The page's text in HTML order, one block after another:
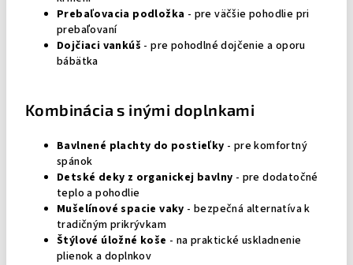
Prebaľovacia podložka - pre väčšie pohodlie pri
prebaľovaní
Dojčiaci vankúš - pre pohodlné dojčenie a oporu
bábätka
Kombinácia s inými doplnkami
Bavlnené plachty do postieľky - pre komfortný
spánok
Detské deky z organickej bavlny - pre dodatočné
teplo a pohodlie
Mušelínové spacie vaky - bezpečná alternatíva k
tradičným prikrývkam
Štýlové úložné koše - na praktické uskladnenie
plienok a doplnkov